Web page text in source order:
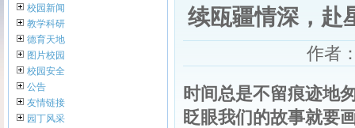
续瓯疆情深，赴
作者
时间总是不留痕迹地
眨眼我们的故事就要
校园新闻
教学科研
德育天地
图片校园
校园安全
公告
友情链接
园丁风采